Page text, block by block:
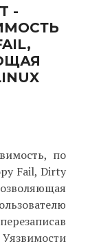
-
по
Fail, Dirty